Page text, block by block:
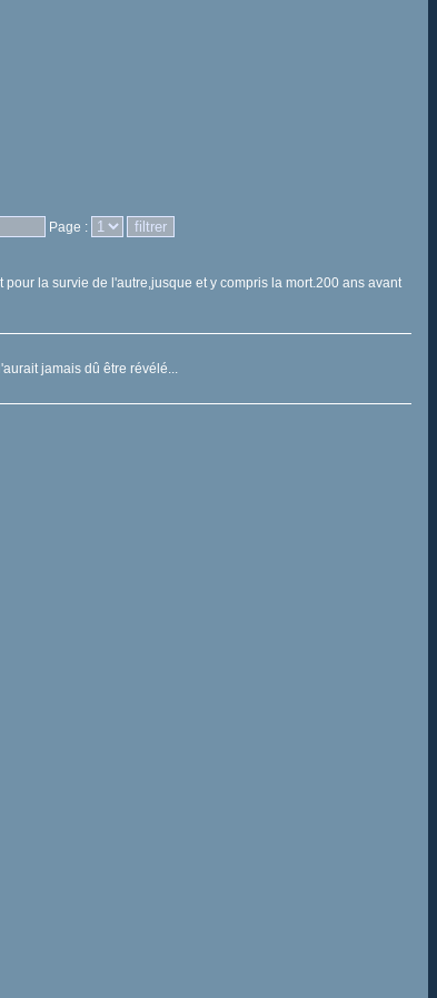
Page :
la survie de l'autre,jusque et y compris la mort.200 ans avant
jamais dû être révélé...